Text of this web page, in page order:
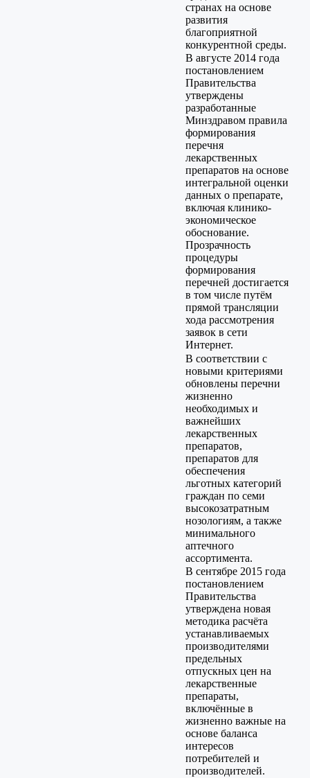
странах на основе
развития
благоприятной
конкурентной среды.
В августе 2014 года
постановлением
Правительства
утверждены
разработанные
Минздравом правила
формирования
перечня
лекарственных
препаратов на основе
интегральной оценки
данных о препарате,
включая клинико-
экономическое
обоснование.
Прозрачность
процедуры
формирования
перечней достигается
в том числе путём
прямой трансляции
хода рассмотрения
заявок в сети
Интернет.
В соответствии с
новыми критериями
обновлены перечни
жизненно
необходимых и
важнейших
лекарственных
препаратов,
препаратов для
обеспечения
льготных категорий
граждан по семи
высокозатратным
нозологиям, а также
минимального
аптечного
ассортимента.
В сентябре 2015 года
постановлением
Правительства
утверждена новая
методика расчёта
устанавливаемых
производителями
предельных
отпускных цен на
лекарственные
препараты,
включённые в
жизненно важные на
основе баланса
интересов
потребителей и
производителей.